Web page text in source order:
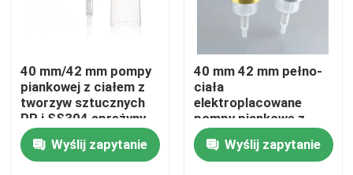
Wycieczka po fabryce
Skontaktuj się z nami
Aktualności
40 mm/42 mm pompy
piankowej z ciałem z
tworzyw sztucznych
PP i SS304 sprężyny
ze stali nierdzewnej do
kosmetyków
Wyślij zapytanie
40 mm 42 mm pełno-
ciała
elektroplacowane
pompy piankowe z
wysoką mocą pianki
dla najwyższej klasy
środków
Wyślij zapytanie